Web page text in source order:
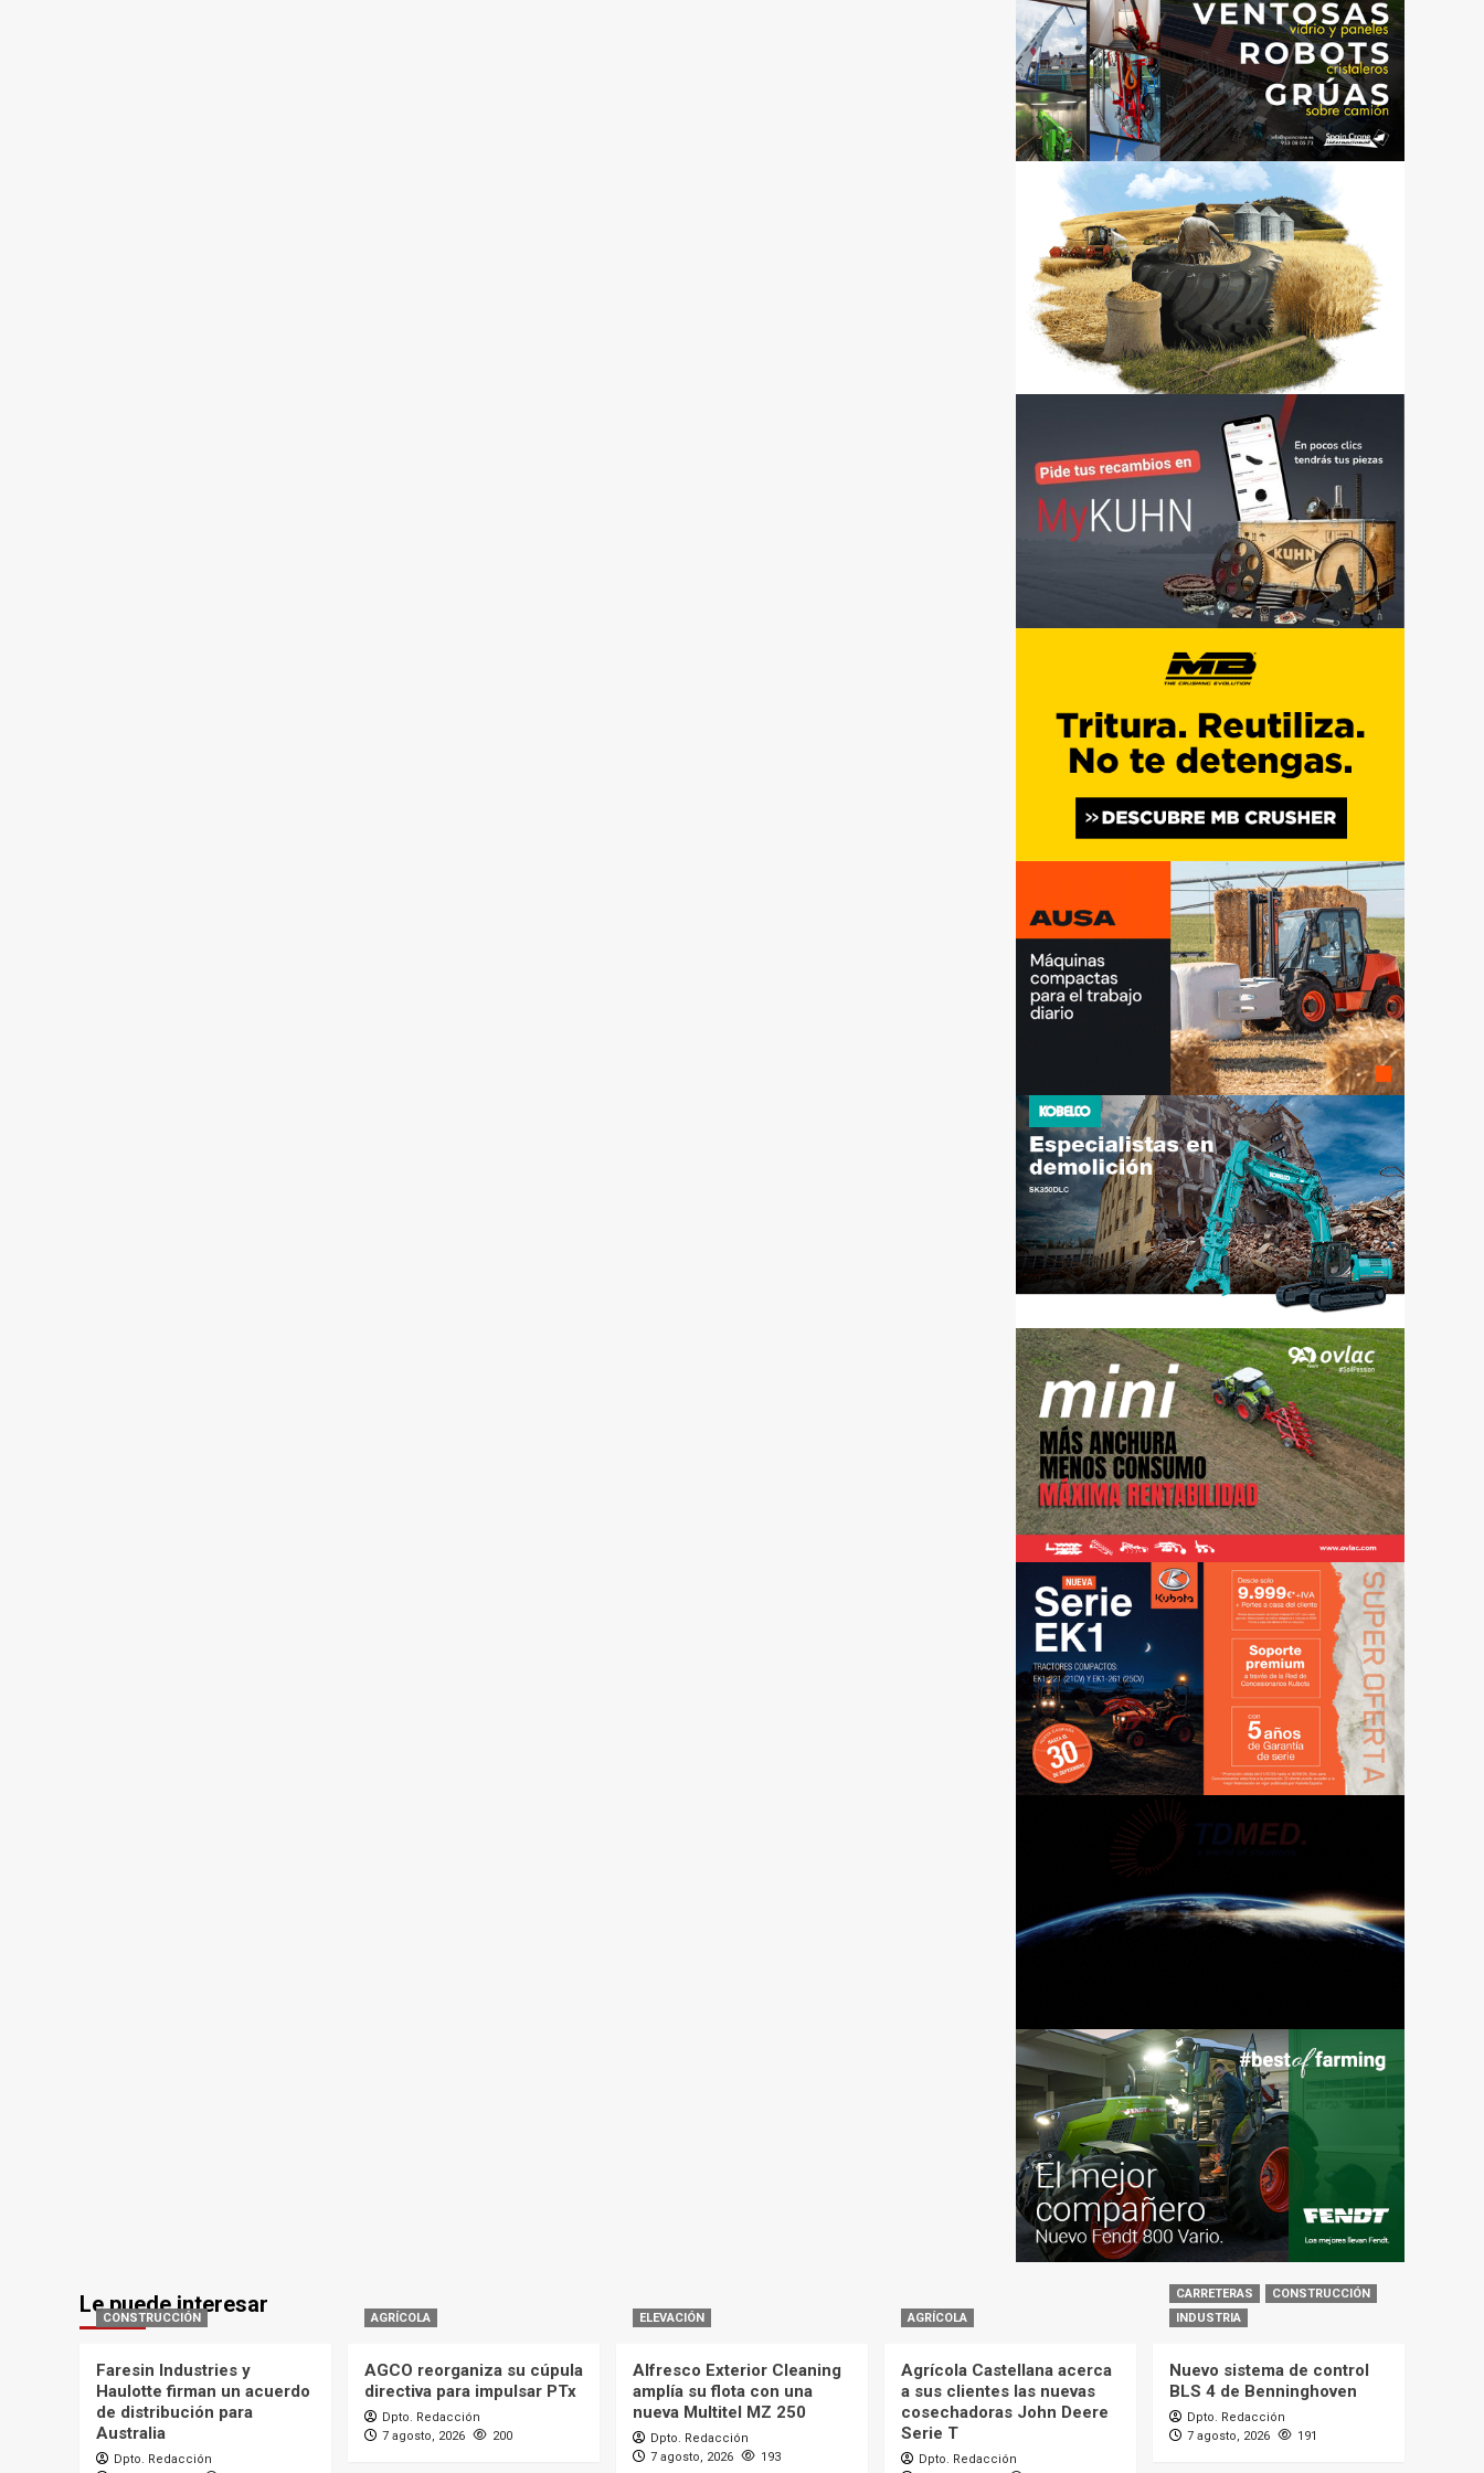
Le puede interesar
CONSTRUCCIÓN
Faresin Industries y
Haulotte firman un acuerdo
de distribución para
Australia
Dpto. Redacción
AGRÍCOLA
AGCO reorganiza su cúpula
directiva para impulsar PTx
Dpto. Redacción
7 agosto, 2026
200
ELEVACIÓN
Alfresco Exterior Cleaning
amplía su flota con una
nueva Multitel MZ 250
Dpto. Redacción
7 agosto, 2026
193
AGRÍCOLA
Agrícola Castellana acerca
a sus clientes las nuevas
cosechadoras John Deere
Serie T
Dpto. Redacción
CARRETERAS
CONSTRUCCIÓN
INDUSTRIA
Nuevo sistema de control
BLS 4 de Benninghoven
Dpto. Redacción
7 agosto, 2026
191